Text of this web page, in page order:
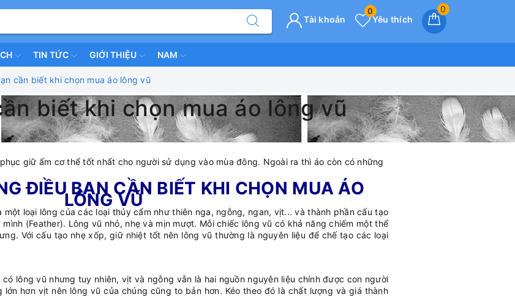
0
Yêu thích
0
Tài khoản
TIN TỨC GIỚI THIỆU NAM
cần biết khi chọn mua áo lông vũ
biết khi chọn mua áo lông vũ
giữ ấm cơ thể tốt nhất cho người sử dụng vào mùa đông. Ngoài ra thì áo còn có những
ĐIỀU BẠN CẦN BIẾT KHI CHỌN MUA ÁO
LÔNG VŨ
một loại lông của các loại thủy cẩm như thiên nga, ngỗng, ngan, vịt... và thành phần cấu tạo
(Feather). Lông vũ nhỏ, nhẹ và mịn mượt. Mỗi chiếc lông vũ có khả năng chiếm một thể
Với cấu tạo nhẹ xốp, giữ nhiệt tốt nên lông vũ thường là nguyên liệu để chế tạo các loại
lông vũ nhưng tuy nhiên, vịt và ngỗng vẫn là hai nguồn nguyên liệu chính được con người
hơn vịt nên lông vũ của chúng cũng to bản hơn. Kéo theo đó là chất lượng và giá thành